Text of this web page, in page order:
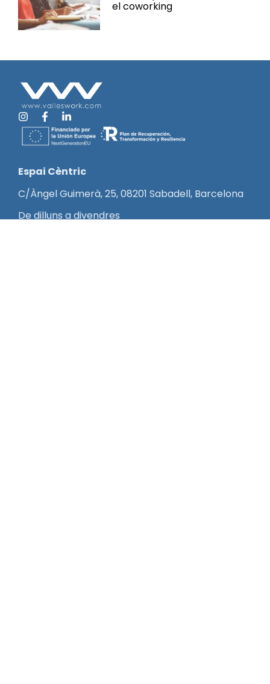
el coworking
Espai Cèntric
C/Àngel Guimerà, 25, 08201 Sabadell, Barcelona
De dilluns a divendres